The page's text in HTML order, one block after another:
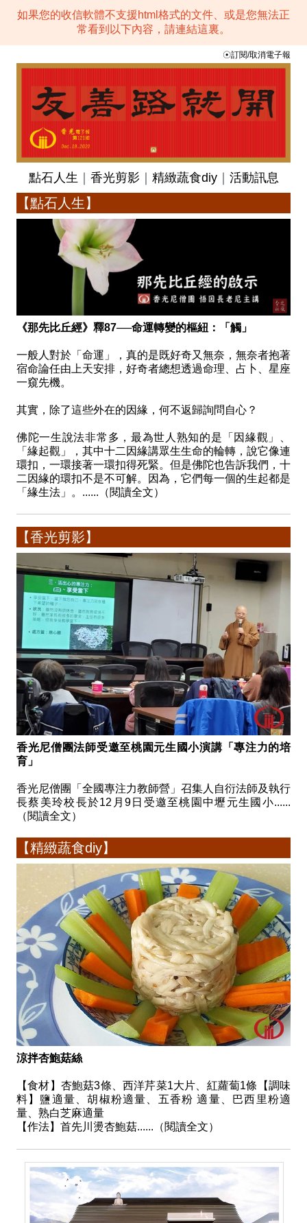
如果您的收信軟體不支援html格式的文件、或是您無法正
常看到以下內容，請連結這裏。
☉訂閱/取消電子報
點石人生 ｜ 香光剪影 ｜ 精緻蔬食diy｜ 活動訊息
【點石人生】
《那先比丘經》釋87──命運轉變的樞紐：「觸」
一般人對於「命運」，真的是既好奇又無奈，無奈者抱著
宿命論任由上天安排，好奇者總想透過命理、占卜、星座
一窺先機。
其實，除了這些外在的因緣，何不返歸詢問自心？
佛陀一生說法非常多，最為世人熟知的是「因緣觀」、
「緣起觀」，其中十二因緣講眾生生命的輪轉，說它像連
環扣，一環接著一環扣得死緊。但是佛陀也告訴我們，十
二因緣的環扣不是不可解。因為，它們每一個的生起都是
「緣生法」。......（閱讀全文）
【香光剪影】
香光尼僧團法師受邀至桃園元生國小演講「專注力的培
育」
香光尼僧團「全國專注力教師營」召集人自衍法師及執行
長蔡美玲校長於12月9日受邀至桃園中壢元生國小......
（閱讀全文）
【精緻蔬食diy】
涼拌杏鮑菇絲
【食材】杏鮑菇3條、西洋芹菜1大片、紅蘿蔔1條【調味
料】鹽適量、胡椒粉適量、五香粉 適量、巴西里粉適
量、熟白芝麻適量
【作法】首先川燙杏鮑菇......（閱讀全文）